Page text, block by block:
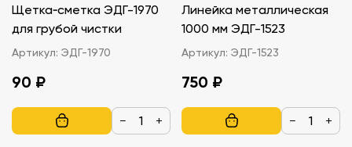
Щетка‑сметка ЭДГ-1970
для грубой чистки
Артикул: ЭДГ-1970
90 ₽
− +
Линейка металлическая
1000 мм ЭДГ-1523
Артикул: ЭДГ-1523
750 ₽
− +